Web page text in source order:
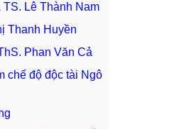
Lê Thành Nam
Thanh Huyền
Phan Văn Cả
chế độ độc tài Ngô